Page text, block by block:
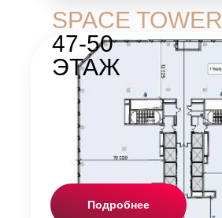
SPACE TOWER
47-50
ЭТАЖ
Подробнее